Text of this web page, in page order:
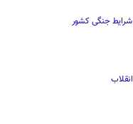
شرایط جنگی کشور